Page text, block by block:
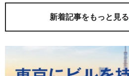
新着記事をもっと見る